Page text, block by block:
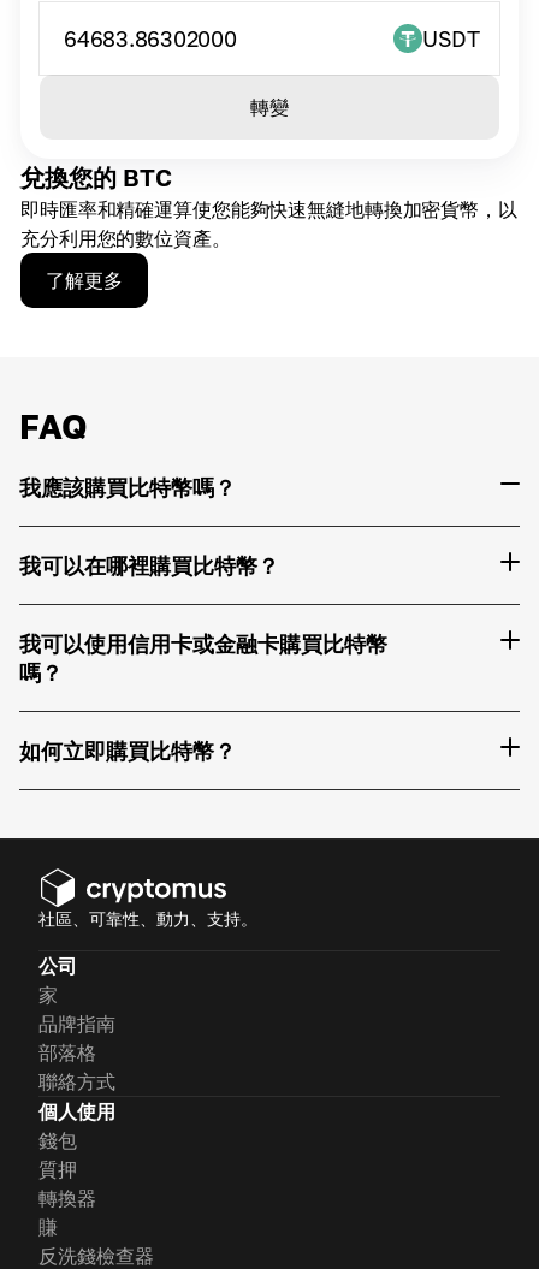
兌換您的 BTC
即時匯率和精確運算使您能夠快速無縫地轉換加密貨幣，以
充分利用您的數位資產。
了解更多
64683.86302000 USDT
轉變
FAQ
我應該購買比特幣嗎？
我可以在哪裡購買比特幣？
我可以使用信用卡或金融卡購買比特幣
嗎？
如何立即購買比特幣？
社區、可靠性、動力、支持。
公司
家
品牌指南
部落格
聯絡方式
個人使用
錢包
質押
轉換器
賺
反洗錢檢查器